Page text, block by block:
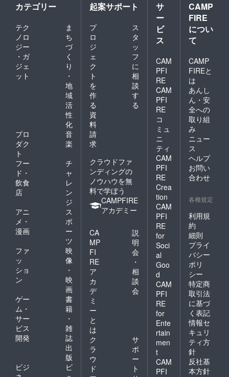
カテゴリー
テク
ノロ
ジー
・ガ
ジェ
ット
ま
ち
づ
く
り
・
地
域
活
性
化
プロ
ダク
ト
音
楽
フー
ド・
飲食
店
チ
ャ
レ
ン
ジ
アニ
メ・
漫画
ス
ポ
ー
ツ
ファ
ッ
ショ
ン
映
像
・
映
画
ゲー
ム・
サー
ビス
開発
書
籍
・
雑
誌
出
版
ビジ
ビ
起案サポート
プ
ロ
ジ
ェ
ク
ト
を
作
る
ス
タ
ッ
フ
に
相
談
す
る
資
料
請
求
クラウドファ
ンディングの
ノウハウを無
料で学ぼう
CAMPFIRE
アカデミー
CA
MP
FI
RE
ア
カ
デ
ミ
ー
と
は
説
明
会
・
相
談
会
ク
ラ
ウ
ド
サ
ポ
ー
ト
サ
ー
ビ
ス
CAM
PFI
RE
CAM
PFI
RE
コ
ミュ
ニ
ティ
CAM
PFI
RE
Crea
tion
CAM
PFI
RE
for
Soci
al
Goo
d
CAM
PFI
RE
for
Ente
rtain
men
t
CAM
PFI
CAMP
FIRE
につい
て
CAMP
FIREと
は
あんし
ん・安
全への
取り組
み
ニュー
ス
ヘルプ
お問い
合わせ
各種規定
利用規
約
細則
プライ
バシー
ポリ
シー
特定商
取引法
に基づ
く表記
情報セ
キュリ
ティ方
針
反社基
本方針